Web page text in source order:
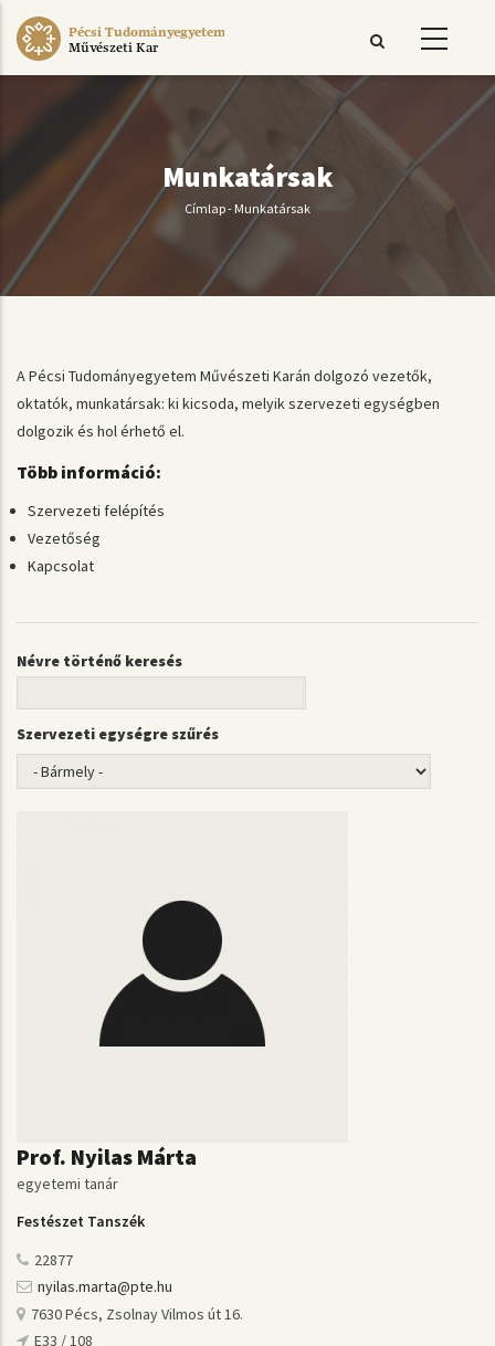
Ugrás
Pécsi Tudományegyetem
Művészeti Kar
Munkatársak
Morzsa
Címlap- Munkatársak
A Pécsi Tudományegyetem Művészeti Karán dolgozó vezetők,
oktatók, munkatársak: ki kicsoda, melyik szervezeti egységben
dolgozik és hol érhető el.
Több információ:
Szervezeti felépítés
Vezetőség
Kapcsolat
Névre történő keresés
Szervezeti egységre szűrés
Prof. Nyilas Márta
egyetemi tanár
Festészet Tanszék
22877
nyilas.marta@pte.hu
7630 Pécs, Zsolnay Vilmos út 16.
E33 / 108